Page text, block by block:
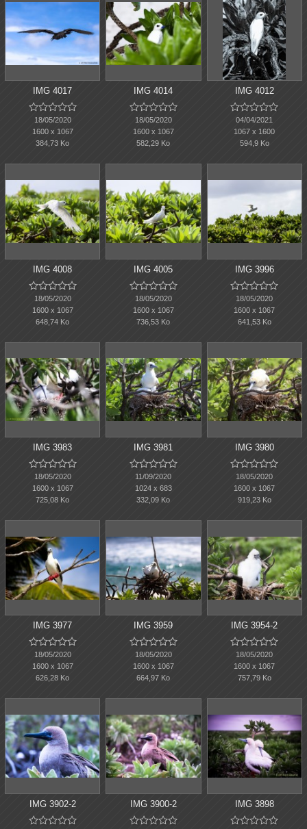
IMG 4017

18/05/2020
1600 x 1067
384,73 Ko
IMG 4014

18/05/2020
1600 x 1067
582,29 Ko
IMG 4012

04/04/2021
1067 x 1600
594,9 Ko
IMG 4008

18/05/2020
1600 x 1067
648,74 Ko
IMG 4005

18/05/2020
1600 x 1067
736,53 Ko
IMG 3996

18/05/2020
1600 x 1067
641,53 Ko
IMG 3983

18/05/2020
1600 x 1067
725,08 Ko
IMG 3981

11/09/2020
1024 x 683
332,09 Ko
IMG 3980

18/05/2020
1600 x 1067
919,23 Ko
IMG 3977

18/05/2020
1600 x 1067
626,28 Ko
IMG 3959

18/05/2020
1600 x 1067
664,97 Ko
IMG 3954-2

18/05/2020
1600 x 1067
757,79 Ko
IMG 3902-2

IMG 3900-2

IMG 3898
